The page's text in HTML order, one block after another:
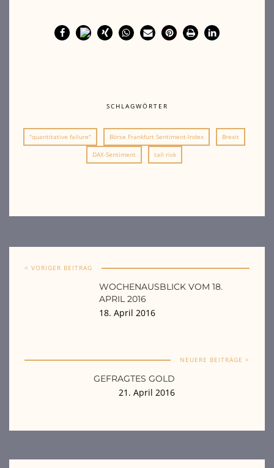
SCHLAGWÖRTER
"quantitative failure" Börse Frankfurt Sentiment-Index Brexit
DAX-Sentiment tail risk
< VORIGER BEITRAG
WOCHENAUSBLICK VOM 18.
APRIL 2016
18. April 2016
NEUERE BEITRÄGE >
GEFRAGTES GOLD
21. April 2016